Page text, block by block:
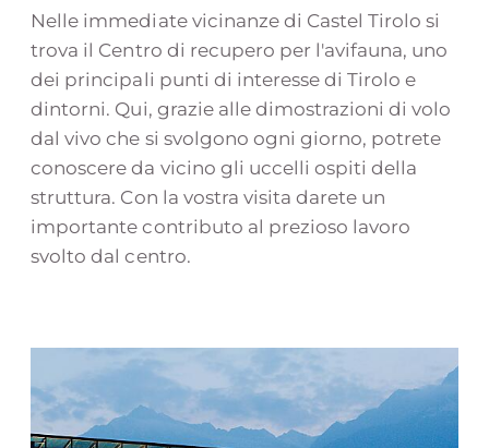
Nelle immediate vicinanze di Castel Tirolo si
trova il Centro di recupero per l'avifauna, uno
dei principali punti di interesse di Tirolo e
dintorni. Qui, grazie alle dimostrazioni di volo
dal vivo che si svolgono ogni giorno, potrete
conoscere da vicino gli uccelli ospiti della
struttura. Con la vostra visita darete un
importante contributo al prezioso lavoro
svolto dal centro.